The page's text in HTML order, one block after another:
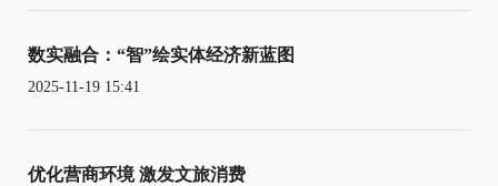
数实融合：“智”绘实体经济新蓝图
2025-11-19 15:41
优化营商环境 激发文旅消费